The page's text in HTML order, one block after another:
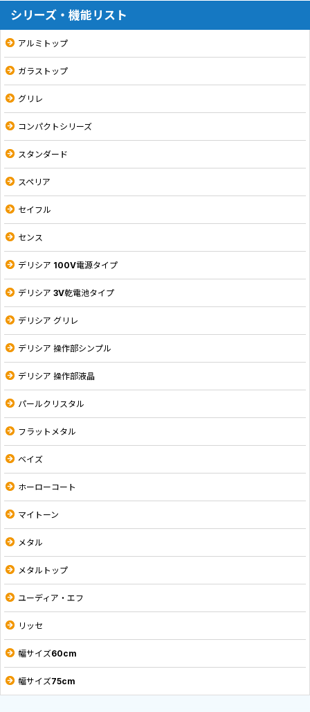
シリーズ・機能リスト
アルミトップ
ガラストップ
グリレ
コンパクトシリーズ
スタンダード
スペリア
セイフル
センス
デリシア 100V電源タイプ
デリシア 3V乾電池タイプ
デリシア グリレ
デリシア 操作部シンプル
デリシア 操作部液晶
パールクリスタル
フラットメタル
ベイズ
ホーローコート
マイトーン
メタル
メタルトップ
ユーディア・エフ
リッセ
幅サイズ60cm
幅サイズ75cm